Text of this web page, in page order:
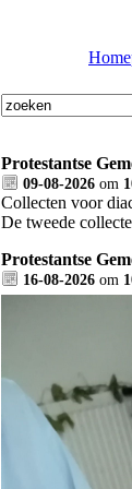
Protestantse
09-08-2026 om
Collecten voor
De tweede
Protestantse
16-08-2026 om